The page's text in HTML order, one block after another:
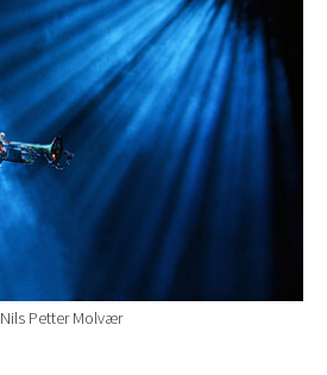
Nils Petter Molvær